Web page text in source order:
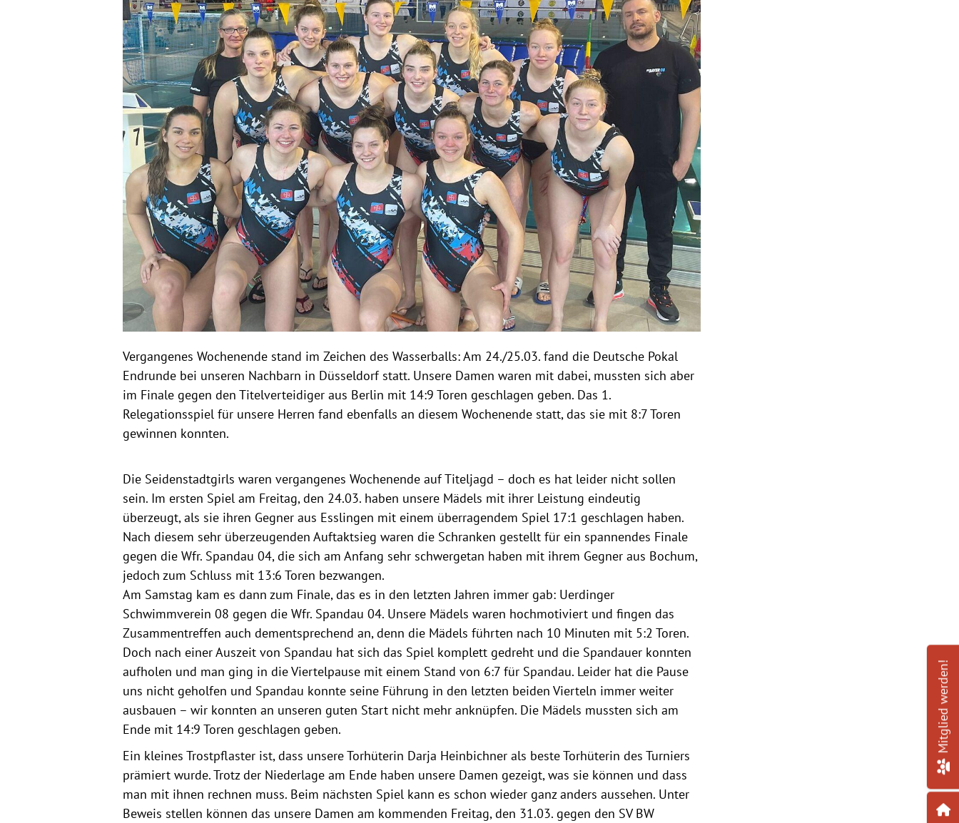
Vergangenes Wochenende stand im Zeichen des Wasserballs: Am 24./25.03. fand die Deutsche Pokal
Endrunde bei unseren Nachbarn in Düsseldorf statt. Unsere Damen waren mit dabei, mussten sich aber
im Finale gegen den Titelverteidiger aus Berlin mit 14:9 Toren geschlagen geben. Das 1.
Relegationsspiel für unsere Herren fand ebenfalls an diesem Wochenende statt, das sie mit 8:7 Toren
gewinnen konnten.
Die Seidenstadtgirls waren vergangenes Wochenende auf Titeljagd – doch es hat leider nicht sollen
sein. Im ersten Spiel am Freitag, den 24.03. haben unsere Mädels mit ihrer Leistung eindeutig
überzeugt, als sie ihren Gegner aus Esslingen mit einem überragendem Spiel 17:1 geschlagen haben.
Nach diesem sehr überzeugenden Auftaktsieg waren die Schranken gestellt für ein spannendes Finale
gegen die Wfr. Spandau 04, die sich am Anfang sehr schwergetan haben mit ihrem Gegner aus Bochum,
jedoch zum Schluss mit 13:6 Toren bezwangen.
Am Samstag kam es dann zum Finale, das es in den letzten Jahren immer gab: Uerdinger
Schwimmverein 08 gegen die Wfr. Spandau 04. Unsere Mädels waren hochmotiviert und fingen das
Zusammentreffen auch dementsprechend an, denn die Mädels führten nach 10 Minuten mit 5:2 Toren.
Doch nach einer Auszeit von Spandau hat sich das Spiel komplett gedreht und die Spandauer konnten
aufholen und man ging in die Viertelpause mit einem Stand von 6:7 für Spandau. Leider hat die Pause
uns nicht geholfen und Spandau konnte seine Führung in den letzten beiden Vierteln immer weiter
ausbauen – wir konnten an unseren guten Start nicht mehr anknüpfen. Die Mädels mussten sich am
Ende mit 14:9 Toren geschlagen geben.
Ein kleines Trostpflaster ist, dass unsere Torhüterin Darja Heinbichner als beste Torhüterin des Turniers
prämiert wurde. Trotz der Niederlage am Ende haben unsere Damen gezeigt, was sie können und dass
man mit ihnen rechnen muss. Beim nächsten Spiel kann es schon wieder ganz anders aussehen. Unter
Beweis stellen können das unsere Damen am kommenden Freitag, den 31.03. gegen den SV BW
Mitglied werden!